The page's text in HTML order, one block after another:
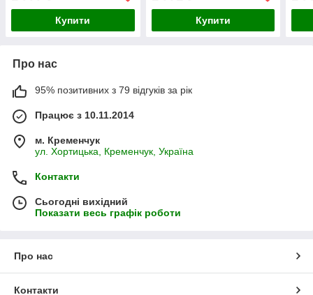
Купити Купити
Про нас
95% позитивних з 79 відгуків за рік
Працює з 10.11.2014
м. Кременчук
ул. Хортицька, Кременчук, Україна
Контакти
Сьогодні вихідний
Показати весь графік роботи
Про нас
Контакти